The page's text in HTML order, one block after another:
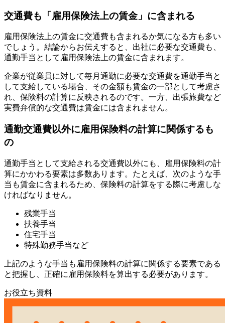
交通費も「雇用保険法上の賃金」に含まれる
雇用保険法上の賃金に交通費も含まれるか気になる方も多い
でしょう。結論からお伝えすると、出社に必要な交通費も、
通勤手当として雇用保険法上の賃金に含まれます。
企業が従業員に対して毎月通勤に必要な交通費を通勤手当と
して支給している場合、その金額も賃金の一部として考慮さ
れ、保険料の計算に反映されるのです。一方、出張旅費など
実費弁償的な交通費は賃金には含まれません。
通勤交通費以外に雇用保険料の計算に関係するも
の
通勤手当として支給される交通費以外にも、雇用保険料の計
算にかかわる要素は多数あります。たとえば、次のような手
当も賃金に含まれるため、保険料の計算をする際に考慮しな
ければなりません。
残業手当
扶養手当
住宅手当
特殊勤務手当など
上記のような手当も雇用保険料の計算に関係する要素である
と把握し、正確に雇用保険料を算出する必要があります。
お役立ち資料